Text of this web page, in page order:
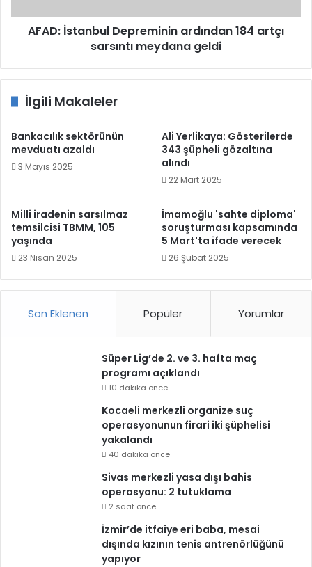
geldi
AFAD: İstanbul Depreminin ardından 184 artçı
sarsıntı meydana geldi
İlgili Makaleler
Bankacılık sektörünün
mevduatı azaldı
3 Mayıs 2025
Ali Yerlikaya: Gösterilerde
343 şüpheli gözaltına
alındı
22 Mart 2025
Milli iradenin sarsılmaz
temsilcisi TBMM, 105
yaşında
23 Nisan 2025
İmamoğlu 'sahte diploma'
soruşturması kapsamında
5 Mart'ta ifade verecek
26 Şubat 2025
Son Eklenen Popüler Yorumlar
Süper Lig’de 2. ve 3. hafta maç
programı açıklandı
10 dakika önce
Kocaeli merkezli organize suç
operasyonunun firari iki şüphelisi
yakalandı
40 dakika önce
Sivas merkezli yasa dışı bahis
operasyonu: 2 tutuklama
2 saat önce
İzmir’de itfaiye eri baba, mesai
dışında kızının tenis antrenörlüğünü
yapıyor